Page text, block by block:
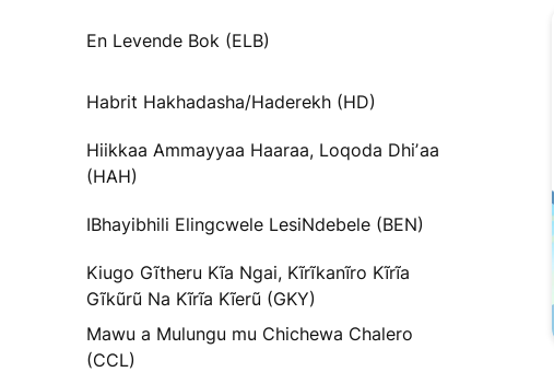
En Levende Bok (ELB)
Habrit Hakhadasha/Haderekh (HD)
Hiikkaa Ammayyaa Haaraa, Loqoda Dhiʼaa
(HAH)
IBhayibhili Elingcwele LesiNdebele (BEN)
Kiugo Gĩtheru Kĩa Ngai, Kĩrĩkanĩro Kĩrĩa
Gĩkũrũ Na Kĩrĩa Kĩerũ (GKY)
Mawu a Mulungu mu Chichewa Chalero
(CCL)